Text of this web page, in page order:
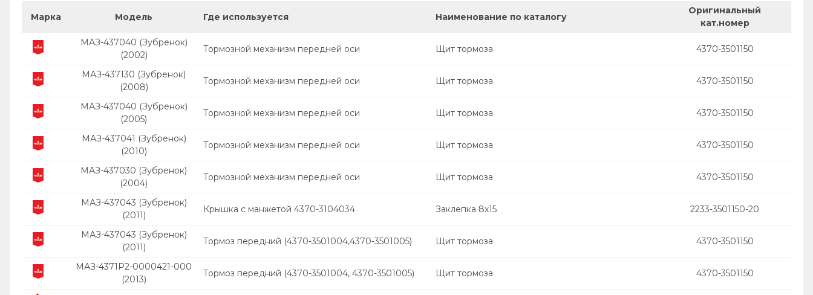
Марка Модель Где используется Наименование по каталогу
Оригинальный
кат.номер
МАЗ-437040 (Зубренок)
(2002)
Тормозной механизм передней оси Щит тормоза 4370-3501150
МАЗ-437130 (Зубренок)
(2008)
Тормозной механизм передней оси Щит тормоза 4370-3501150
МАЗ-437040 (Зубренок)
(2005)
Тормозной механизм передней оси Щит тормоза 4370-3501150
МАЗ-437041 (Зубренок)
(2010)
Тормозной механизм передней оси Щит тормоза 4370-3501150
МАЗ-437030 (Зубренок)
(2004)
Тормозной механизм передней оси Щит тормоза 4370-3501150
МАЗ-437043 (Зубренок)
(2011)
Крышка с манжетой 4370-3104034 Заклепка 8х15 2233-3501150-20
МАЗ-437043 (Зубренок)
(2011)
Тормоз передний (4370-3501004,4370-3501005) Щит тормоза 4370-3501150
МАЗ-4371P2-0000421-000
(2013)
Тормоз передний (4370-3501004, 4370-3501005) Щит тормоза 4370-3501150